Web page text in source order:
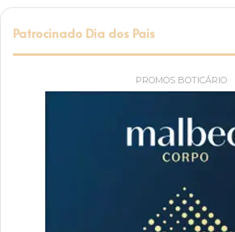
Patrocinado Dia dos Pais
PROMOS BOTICÁRIO